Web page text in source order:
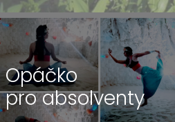
Opáčko
pro absolventy